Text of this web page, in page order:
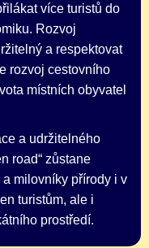
více turistů do
Rozvoj
a respektovat
rozvoj cestovního
místních obyvatel
a udržitelného
road“ zůstane
milovníky přírody i v
turistům, ale i
prostředí.